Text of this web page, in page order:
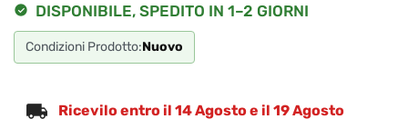
DISPONIBILE, SPEDITO IN 1–2 GIORNI
Condizioni Prodotto:Nuovo
Ricevilo entro il 14 Agosto e il 19 Agosto